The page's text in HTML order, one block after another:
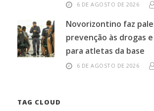
6 DE AGOSTO DE 2026
Novorizontino faz
prevenção às drogas
para atletas da base
6 DE AGOSTO DE 2026
TAG CLOUD